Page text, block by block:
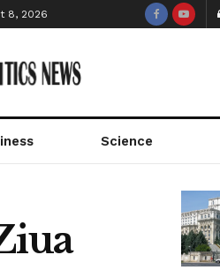
8, 2026
Science